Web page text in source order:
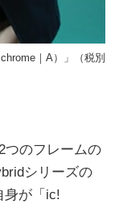
｜A）」（税別
つのフレームの
シリーズの
身が「ic!